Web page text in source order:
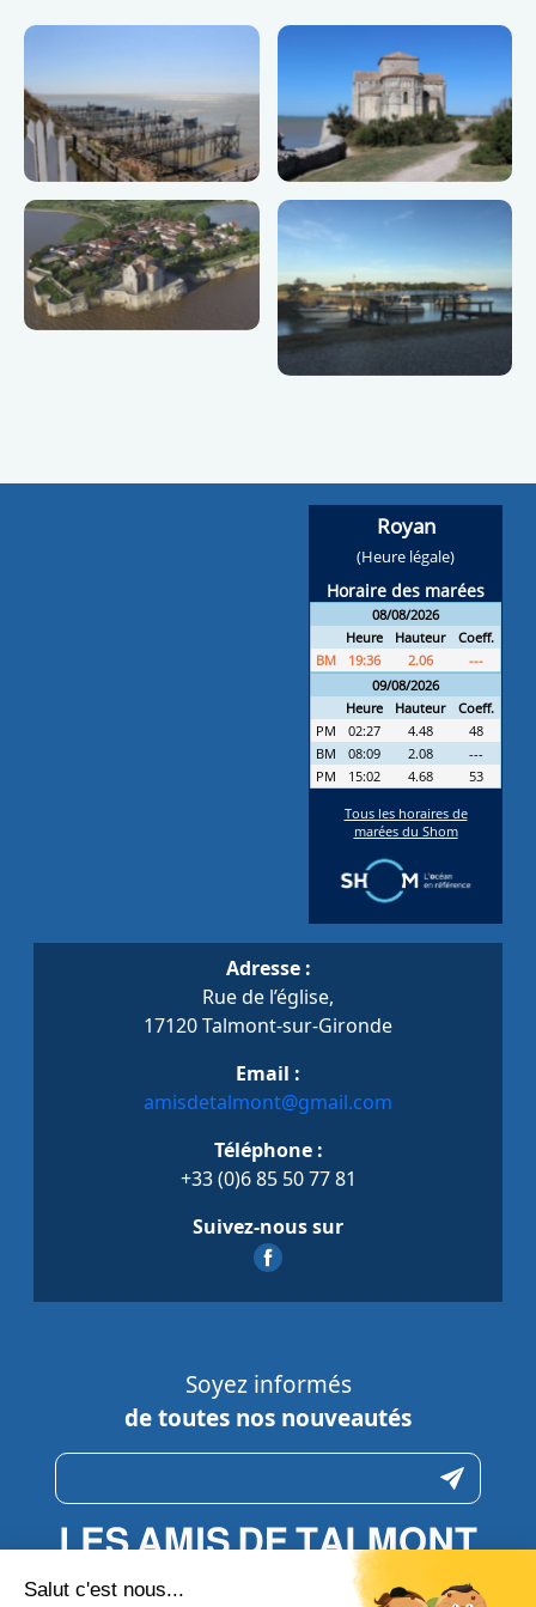
Adresse :
Rue de l’église,
17120 Talmont-sur-Gironde
Email :
amisdetalmont@gmail.com
Téléphone :
+33 (0)6 85 50 77 81
Suivez-nous sur
Soyez informés
de toutes nos nouveautés
N’hésitez pas à nous contacter